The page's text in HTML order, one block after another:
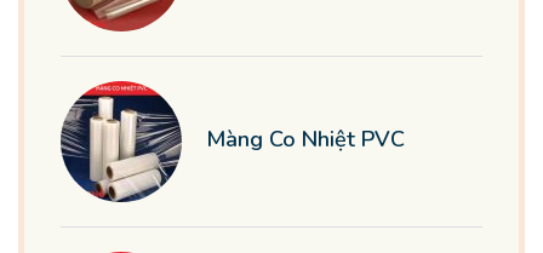
Màng Co Nhiệt PVC